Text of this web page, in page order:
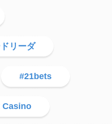
リーダ
#21bets
Casino